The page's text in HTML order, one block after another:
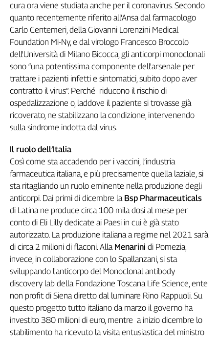
Territori
Abruzzo-
Molise
Alto
Adige
Basilicata
Calabria
Campania
Emilia-
Romagna
Friuli
Giulia
Lazio
Liguria
Lombardia
Marche
Piemonte
Puglia
Toscana
Trentino
Valle
D'Aosta
Veneto
cura ora viene studiata anche per il coronavirus. Secondo
quanto recentemente riferito all'Ansa dal farmacologo
Carlo Centemeri, della Giovanni Lorenzini Medical
Foundation Mi-Ny, e dal virologo Francesco Broccolo
dell'Università di Milano Bicocca, gli anticorpi monoclonali
sono “una potentissima componente dell'arsenale per
trattare i pazienti infetti e sintomatici, subito dopo aver
contratto il virus”. Perché riducono il rischio di
ospedalizzazione o, laddove il paziente si trovasse già
ricoverato, ne stabilizzano la condizione, intervenendo
sulla sindrome indotta dal virus.
Il ruolo dell’Italia
Così come sta accadendo per i vaccini, l’industria
farmaceutica italiana, e più precisamente quella laziale, si
sta ritagliando un ruolo eminente nella produzione degli
anticorpi. Dai primi di dicembre la Bsp Pharmaceuticals
di Latina ne produce circa 100 mila dosi al mese per
conto di Eli Lilly dedicate ai Paesi in cui è già stato
autorizzato. La produzione italiana a regime nel 2021 sarà
di circa 2 milioni di flaconi. Alla Menarini di Pomezia,
invece, in collaborazione con lo Spallanzani, si sta
sviluppando l'anticorpo del Monoclonal antibody
discovery lab della Fondazione Toscana Life Science, ente
non profit di Siena diretto dal luminare Rino Rappuoli. Su
questo progetto tutto italiano da marzo il governo ha
investito 380 milioni di euro, mentre a inizio dicembre lo
stabilimento ha ricevuto la visita entusiastica del ministro